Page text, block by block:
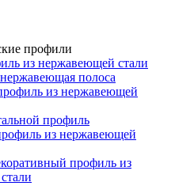
профили
из нержавеющей стали
полоса
из нержавеющей
профиль
из нержавеющей
профиль из